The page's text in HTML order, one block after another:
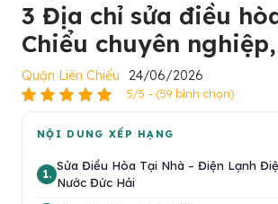
3 Địa chỉ sửa điều
Chiểu chuyên
Quận Liên Chiểu 24/06/2026
5/5 - (59 bình chọn)
NỘI DUNG XẾP HẠNG
1.
Sửa Điều Hòa Tại Nhà – Điện Lạnh
Nước Đức Hải